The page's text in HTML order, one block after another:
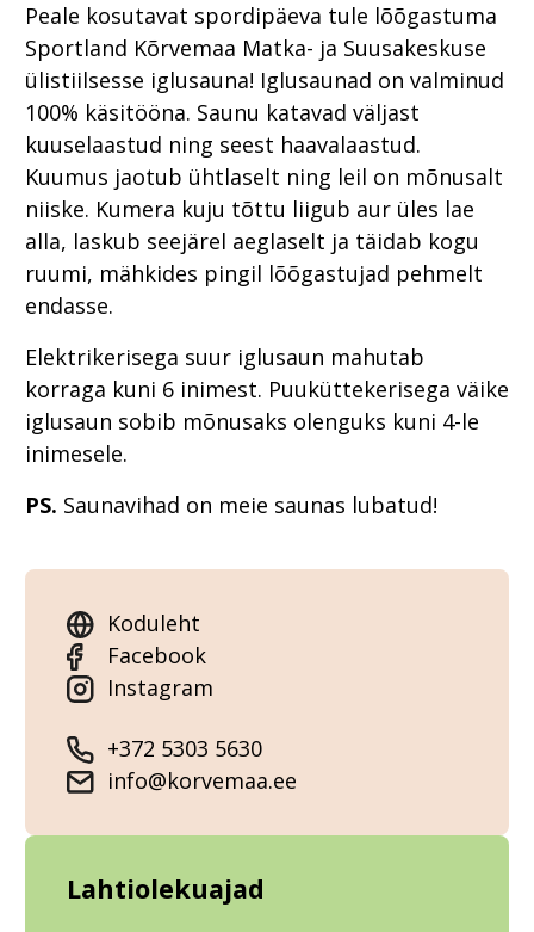
Peale kosutavat spordipäeva tule lõõgastuma
Sportland Kõrvemaa Matka- ja Suusakeskuse
ülistiilsesse iglusauna! Iglusaunad on valminud
100% käsitööna. Saunu katavad väljast
kuuselaastud ning seest haavalaastud.
Kuumus jaotub ühtlaselt ning leil on mõnusalt
niiske. Kumera kuju tõttu liigub aur üles lae
alla, laskub seejärel aeglaselt ja täidab kogu
ruumi, mähkides pingil lõõgastujad pehmelt
endasse.
Elektrikerisega suur iglusaun mahutab
korraga kuni 6 inimest. Puuküttekerisega väike
iglusaun sobib mõnusaks olenguks kuni 4-le
inimesele.
PS. Saunavihad on meie saunas lubatud!
Koduleht
Facebook
Instagram
+372 5303 5630
info@korvemaa.ee
Lahtiolekuajad